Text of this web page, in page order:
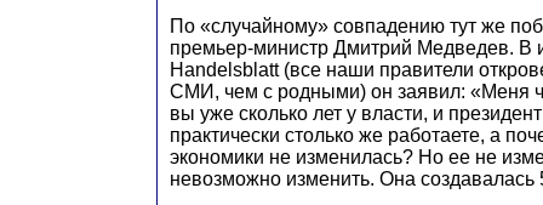
По «случайному» совпадению тут же
премьер-министр Дмитрий Медведев. В
Handelsblatt (все наши правители
СМИ, чем с родными) он заявил: «Меня
вы уже сколько лет у власти, и
практически столько же работаете, а
экономики не изменилась? Но ее не
невозможно изменить. Она создавалась